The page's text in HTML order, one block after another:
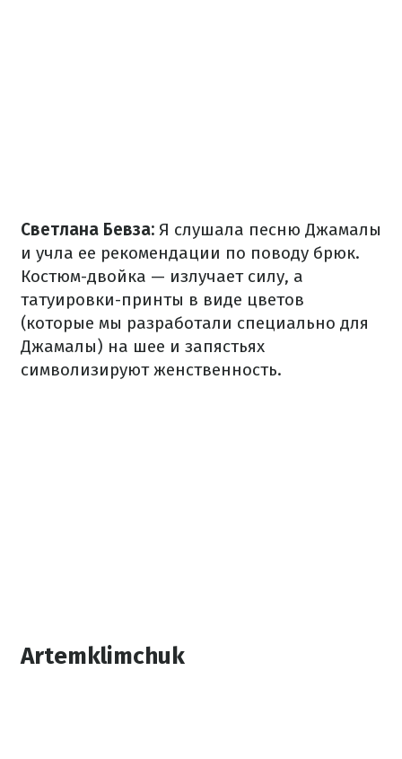
Светлана Бевза: Я слушала песню Джамалы
и учла ее рекомендации по поводу брюк.
Костюм-двойка — излучает силу, а
татуировки-принты в виде цветов
(которые мы разработали специально для
Джамалы) на шее и запястьях
символизируют женственность.
Artemklimchuk